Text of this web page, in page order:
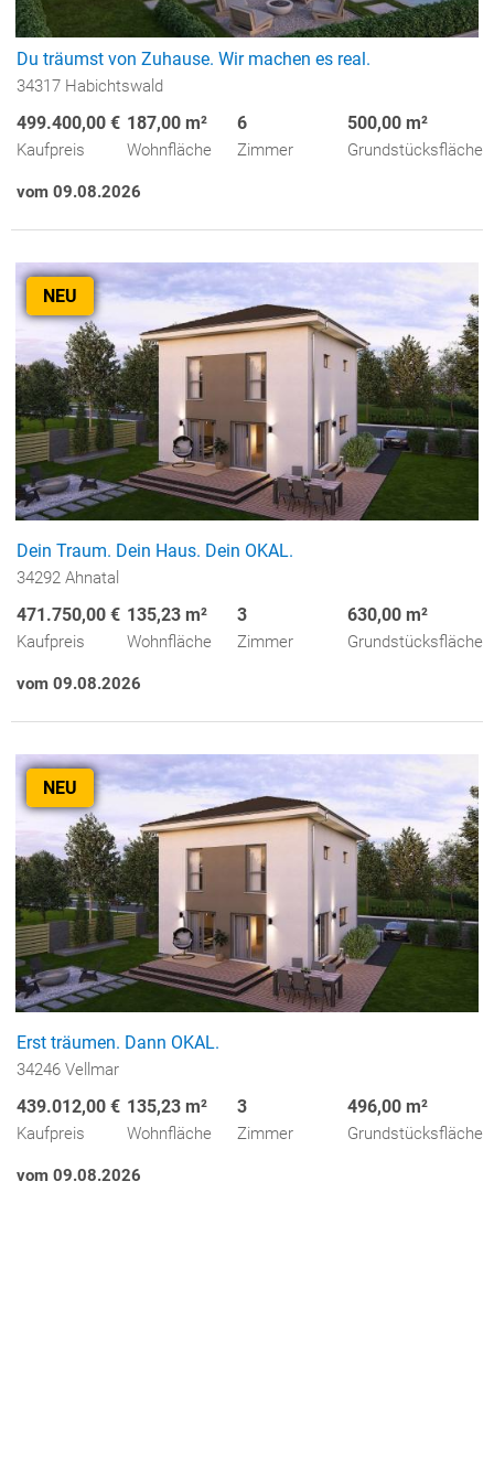
Du träumst von Zuhause. Wir machen es real.
34317 Habichtswald
499.400,00 €
Kaufpreis
187,00 m²
Wohnfläche
6
Zimmer
500,00 m²
Grundstücksfläche
vom 09.08.2026
NEU
Dein Traum. Dein Haus. Dein OKAL.
34292 Ahnatal
471.750,00 €
Kaufpreis
135,23 m²
Wohnfläche
3
Zimmer
630,00 m²
Grundstücksfläche
vom 09.08.2026
NEU
Erst träumen. Dann OKAL.
34246 Vellmar
439.012,00 €
Kaufpreis
135,23 m²
Wohnfläche
3
Zimmer
496,00 m²
Grundstücksfläche
vom 09.08.2026